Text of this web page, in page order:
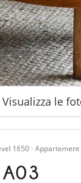
Visualizza le
1650 Appartement
A03